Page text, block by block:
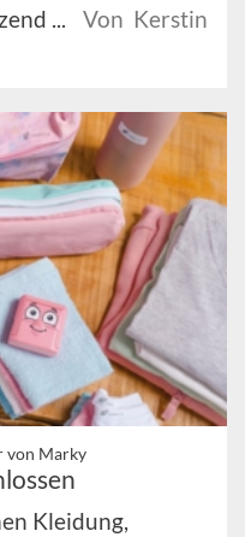
...
Von Kerstin
von Marky
Kleidung,